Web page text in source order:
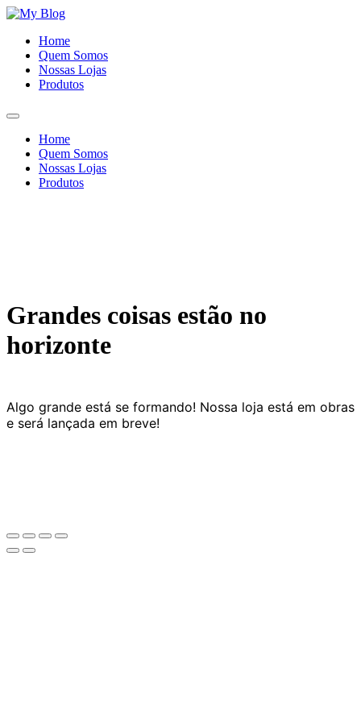
Ir
conteúdo
Home
Quem Somos
Nossas Lojas
Produtos
Home
Quem Somos
Nossas Lojas
Produtos
Grandes coisas estão no
horizonte
Algo grande está se formando! Nossa loja está em obras
e será lançada em breve!